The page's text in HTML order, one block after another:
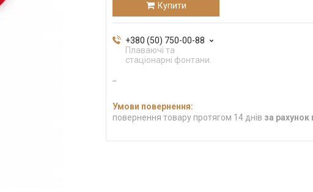
Купити
+380 (50) 750-00-88
Плаваючі та
стаціонарні фонтани.
повернення товару протягом 14 днів за рахунок